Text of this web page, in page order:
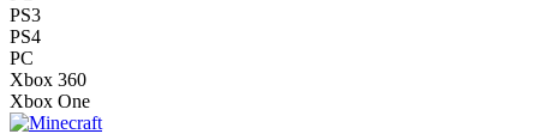
PS3
PS4
PC
Xbox 360
Xbox One